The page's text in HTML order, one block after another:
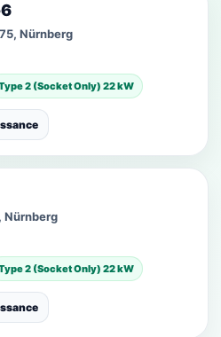
Nürnberg
2 (Socket Only) 22 kW
Nürnberg
2 (Socket Only) 22 kW